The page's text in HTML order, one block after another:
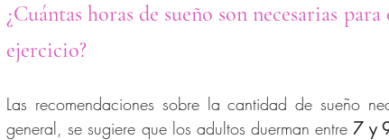
¿Cuántas horas de sueño son necesarias
ejercicio?
Las recomendaciones sobre la cantidad de sueño
general, se sugiere que los adultos duerman entre 7 y